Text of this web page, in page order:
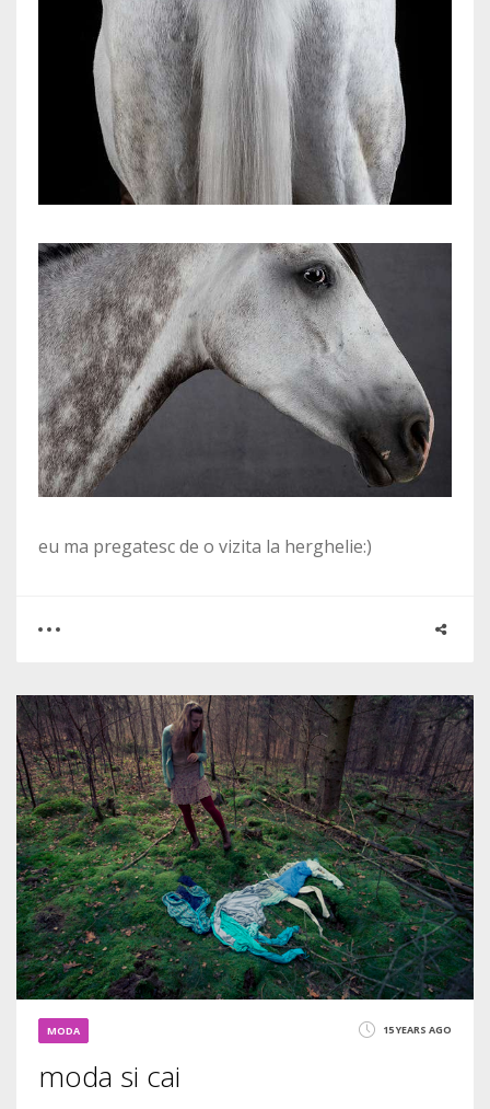
eu ma pregatesc de o vizita la herghelie:)
2
2886
MODA 15 YEARS AGO
moda si cai